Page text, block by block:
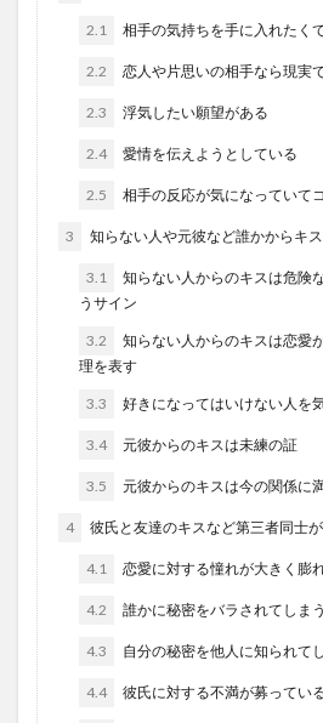
2.1 相手の気持ちを手に入れたく
2.2 恋人や片思いの相手なら現実
2.3 浮気したい願望がある
2.4 愛情を伝えようとしている
2.5 相手の反応が気になっていて
3 知らない人や元彼など誰かからキ
3.1
知らない人からのキスは危険
うサイン
3.2
知らない人からのキスは恋愛
理を表す
3.3 好きになってはいけない人を
3.4 元彼からのキスは未練の証
3.5 元彼からのキスは今の関係に
4 彼氏と友達のキスなど第三者同士
4.1 恋愛に対する憧れが大きく膨
4.2 誰かに秘密をバラされてしま
4.3 自分の秘密を他人に知られて
4.4 彼氏に対する不満が募ってい